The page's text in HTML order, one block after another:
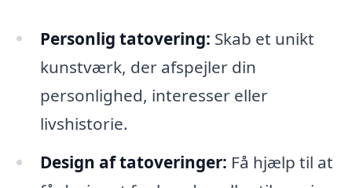
Personlig tatovering: Skab et unikt
kunstværk, der afspejler din
personlighed, interesser eller
livshistorie.
Design af tatoveringer: Få hjælp til at